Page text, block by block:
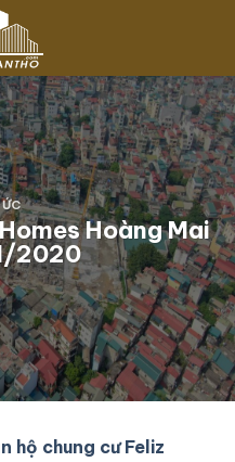
Hoàng Mai
2020
hộ chung cư Feliz